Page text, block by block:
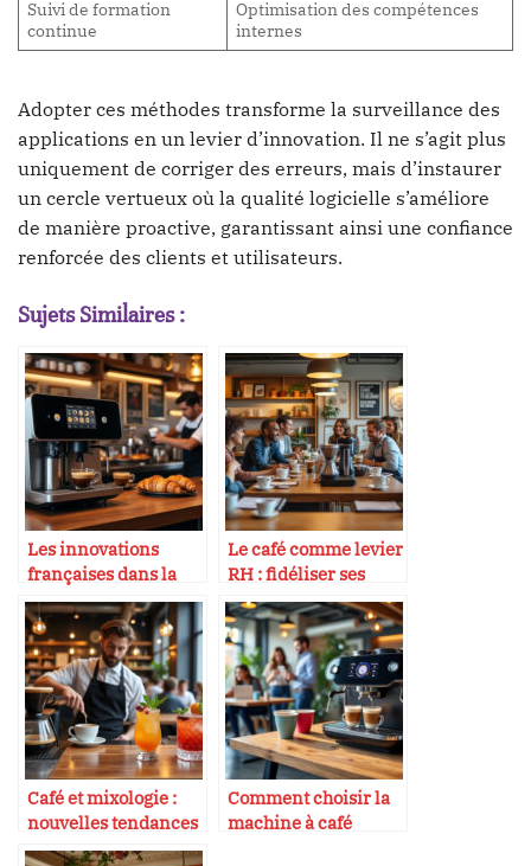
Suivi de formation
continue
Optimisation des compétences
internes
Adopter ces méthodes transforme la surveillance des
applications en un levier d’innovation. Il ne s’agit plus
uniquement de corriger des erreurs, mais d’instaurer
un cercle vertueux où la qualité logicielle s’améliore
de manière proactive, garantissant ainsi une confiance
renforcée des clients et utilisateurs.
Sujets Similaires :
Les innovations
françaises dans la
machine à café
Le café comme levier
RH : fidéliser ses
talents
Café et mixologie :
nouvelles tendances
Comment choisir la
machine à café